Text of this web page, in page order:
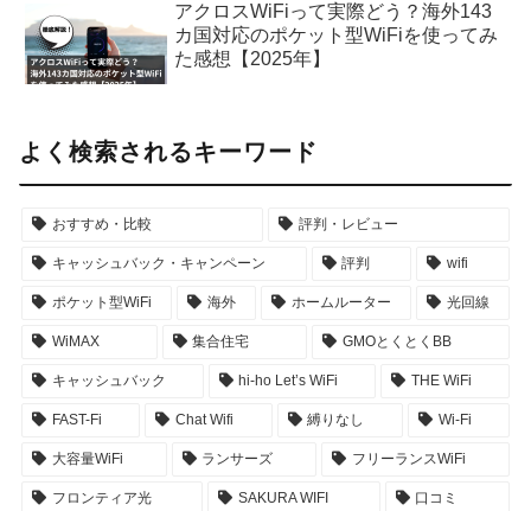
アクロスWiFiって実際どう？海外143
カ国対応のポケット型WiFiを使ってみ
た感想【2025年】
よく検索されるキーワード
おすすめ・比較 評判・レビュー
キャッシュバック・キャンペーン 評判 wifi
ポケット型WiFi 海外 ホームルーター 光回線
WiMAX 集合住宅 GMOとくとくBB
キャッシュバック hi-ho Let’s WiFi THE WiFi
FAST-Fi Chat Wifi 縛りなし Wi-Fi
大容量WiFi ランサーズ フリーランスWiFi
フロンティア光 SAKURA WIFI 口コミ